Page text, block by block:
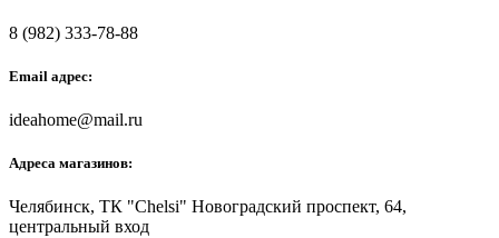
8 (982) 333-78-88
Email адрес:
ideahome@mail.ru
Адреса магазинов:
Челябинск, ТК "Chelsi" Новоградский проспект, 64,
центральный вход